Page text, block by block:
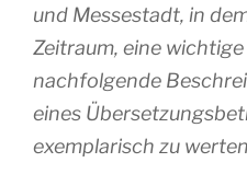
und Messestadt, in
Zeitraum, eine wichtige
nachfolgende
eines
exemplarisch zu